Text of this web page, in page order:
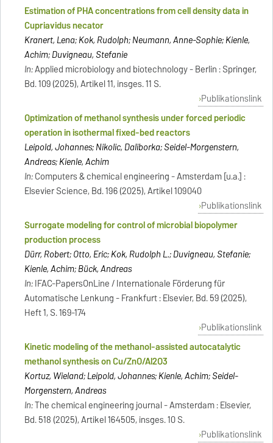
Estimation of PHA concentrations from cell density data in
Cupriavidus necator
Kranert, Lena; Kok, Rudolph; Neumann, Anne-Sophie; Kienle,
Achim; Duvigneau, Stefanie
In:Applied microbiology and biotechnology - Berlin : Springer,
Bd. 109 (2025), Artikel 11, insges. 11 S.
Publikationslink
Optimization of methanol synthesis under forced periodic
operation in isothermal fixed-bed reactors
Leipold, Johannes; Nikolic, Daliborka; Seidel-Morgenstern,
Andreas; Kienle, Achim
In:Computers & chemical engineering - Amsterdam [u.a.] :
Elsevier Science, Bd. 196 (2025), Artikel 109040
Publikationslink
Surrogate modeling for control of microbial biopolymer
production process
Dürr, Robert; Otto, Eric; Kok, Rudolph L.; Duvigneau, Stefanie;
Kienle, Achim; Bück, Andreas
In:IFAC-PapersOnLine / Internationale Förderung für
Automatische Lenkung - Frankfurt : Elsevier, Bd. 59 (2025),
Heft 1, S. 169-174
Publikationslink
Kinetic modeling of the methanol-assisted autocatalytic
methanol synthesis on Cu/ZnO/Al2O3
Kortuz, Wieland; Leipold, Johannes; Kienle, Achim; Seidel-
Morgenstern, Andreas
In:The chemical engineering journal - Amsterdam : Elsevier,
Bd. 518 (2025), Artikel 164505, insges. 10 S.
Publikationslink